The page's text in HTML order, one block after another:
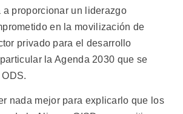
a proporcionar un liderazgo
en la movilización de
privado para el desarrollo
la Agenda 2030 que se
nada mejor para explicarlo que los